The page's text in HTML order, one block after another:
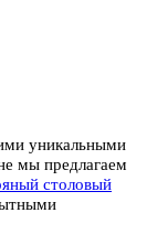
уникальными
мы предлагаем
столовый